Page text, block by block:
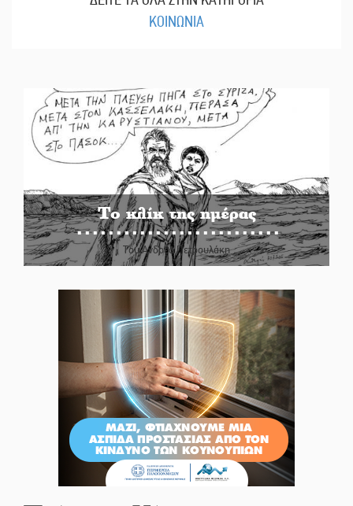
ΚΟΙΝΩΝΙΑ
Το κλίκ της ημέρας
Του Ανδρέα Πετρουλάκη